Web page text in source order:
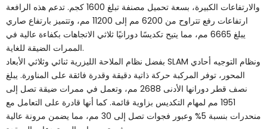
والارتفاعات الكبيرة، بسعة تحميل مصنفة تبلغ 1600 كجم. تدعم هذه الرافعة
ارتفاعات رفع تتراوح من 6200 مم إلى 11200 مم، وتتميز بارتفاع صاري
يبلغ 6665 مم، مما يتيح تكديسًا دورانيًا ثلاثي الاتجاهات بكفاءة عالية في
الممرات الضيقة للغاية.
بفضل نظام الملاحة الليزرية ثنائي وثلاثي الأبعاد SLAM ونظام التوجيه أحادي
المحور، توفر المركبة حركة ذاتية دقيقة وقدرة فائقة على المناورة. يبلغ
نصف قطر دورانها الأدنى 2688 مم، وتعمل في ممرات ضيقة تصل إلى
1951 مم لمهام التكديس بزاوية قائمة. كما أنها قادرة على التعامل مع
منحدرات بنسبة 5% وعبور فجوات تصل إلى 30 مم، مما يضمن مرونة عالية